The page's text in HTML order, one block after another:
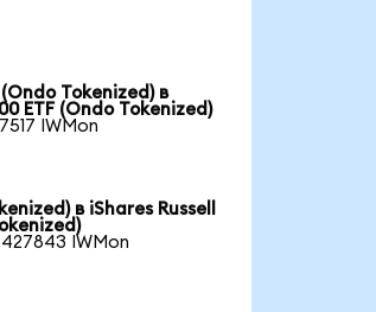
Tokenized) в
ETF (Ondo Tokenized)
IWMon
в iShares Russell
IWMon